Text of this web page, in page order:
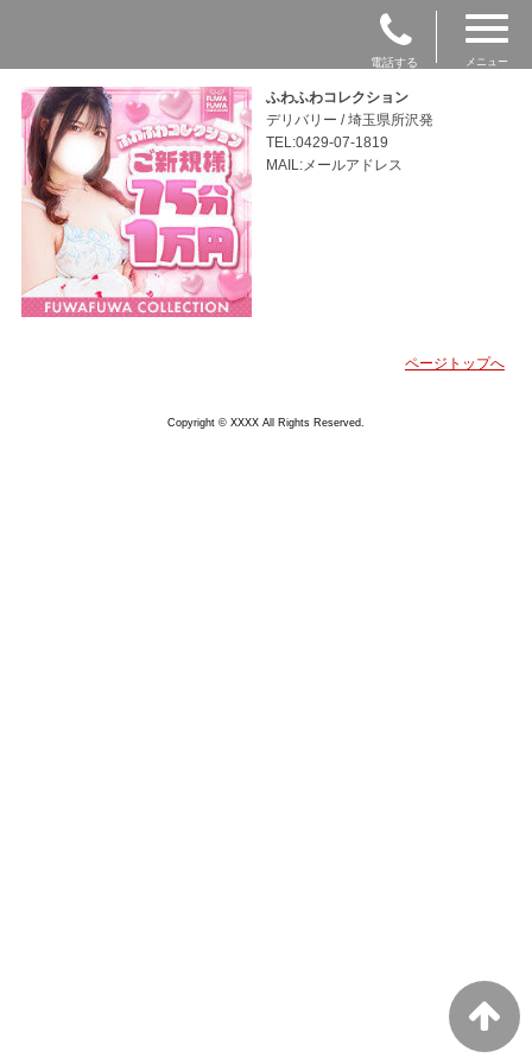
電話する メニュー
ふわふわコレクション
デリバリー / 埼玉県所沢発
TEL:0429-07-1819
MAIL:メールアドレス
ページトップへ
Copyright © XXXX All Rights Reserved.